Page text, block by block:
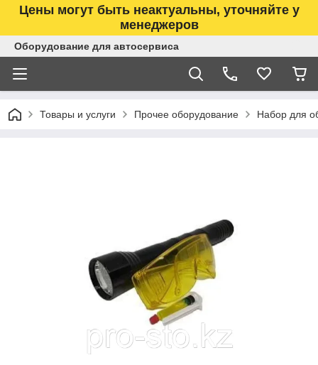
Цены могут быть неактуальны, уточняйте у
менеджеров
Оборудование для автосервиса
Товары и услуги Прочее оборудование Набор для